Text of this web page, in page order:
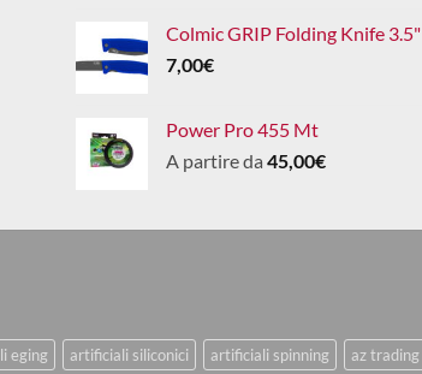
Colmic GRIP Folding Knife 3.5"
7,00€
Power Pro 455 Mt
A partire da 45,00€
eging artificiali siliconici artificiali spinning az trading